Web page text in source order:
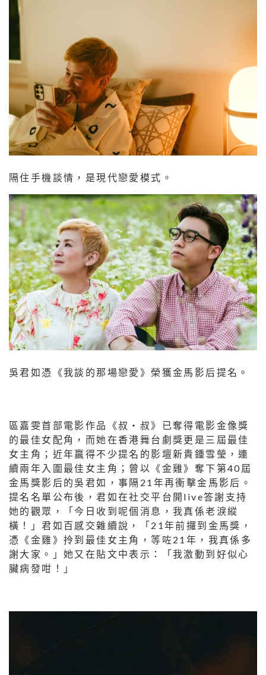
隔住手機談情，是現代戀愛模式。
吳君如憑《我談的那場戀愛》榮獲金馬影后提名。
區嘉雯首部電影作品《叔・叔》已奪得電影金像獎
的最佳女配角，而她在香港舞台劇獎更是三屆最佳
女主角；近年贏得不少提名的影壇新貴鍾雪瑩，連
續兩年入圍最佳女主角；曾以《金雞》奪下第40屆
金馬獎影后的吳君如，事隔21年再衝擊金馬影后。
提名名單公布後，君如在社交平台開live答謝支持
她的觀眾，「今日收到呢個消息，我真係老淚縱
橫！」君如百感交雜續說，「21年前攞到金馬獎，
憑《金雞》拎到最佳女主角，等咗21年，我真係多
謝大家。」她又在貼文中表示：「我激動到好似心
臟病發咁！」